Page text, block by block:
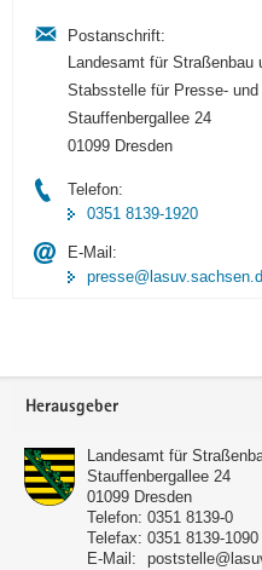
Postanschrift:
Landesamt für Straßenbau
Stabsstelle für Presse-
Stauffenbergallee 24
01099 Dresden
Telefon:
0351 8139-1920
E-Mail:
Footer-
Herausgeber
Landesamt für
Stauffenbergallee 24
01099 Dresden
Telefon: 0351 8139-0
Telefax: 0351 8139-1090
E-Mail: